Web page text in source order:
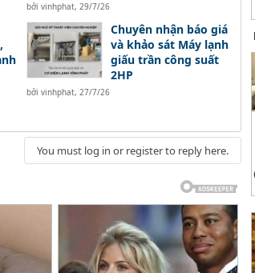
bởi vinhphat, 29/7/26
Chuyên nhận báo giá
và khảo sát Máy lạnh
giấu trần công suất
2HP
bởi vinhphat, 27/7/26
You must log in or register to reply here.